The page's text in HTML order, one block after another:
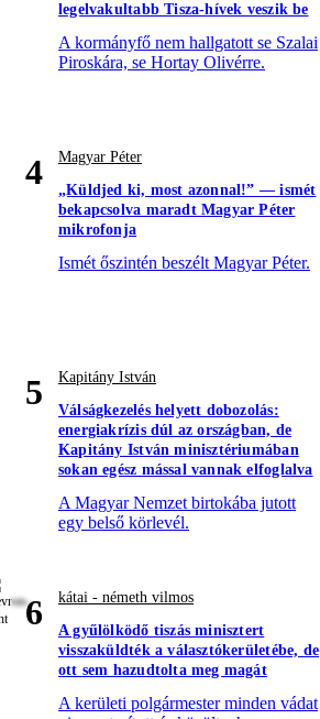
legelvakultabb Tisza-hívek veszik be
A kormányfő nem hallgatott se Szalai
Piroskára, se Hortay Olivérre.
4
Magyar Péter
„Küldjed ki, most azonnal!” — ismét
bekapcsolva maradt Magyar Péter
mikrofonja
Ismét őszintén beszélt Magyar Péter.
5
Kapitány István
Válságkezelés helyett dobozolás:
energiakrízis dúl az országban, de
Kapitány István minisztériumában
sokan egész mással vannak elfoglalva
A Magyar Nemzet birtokába jutott
egy belső körlevél.
6
kátai - németh vilmos
A gyűlölködő tiszás minisztert
visszaküldték a választókerületébe, de
ott sem hazudtolta meg magát
A kerületi polgármester minden vádat